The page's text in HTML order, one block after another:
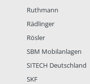
Ruthmann
Rädlinger
Rösler
SBM Mobilanlagen
SITECH Deutschland
SKF